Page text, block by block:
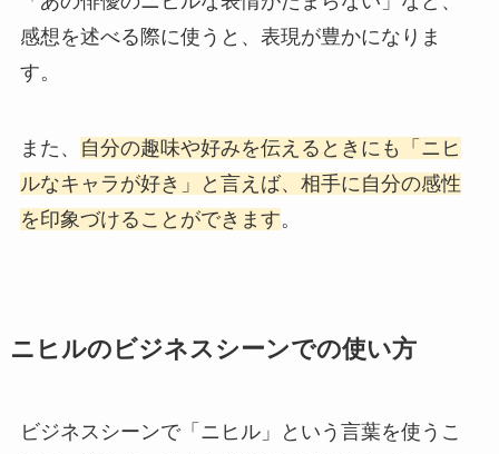
感想を述べる際に使うと、表現が豊かになりま
す。
また、
自分の趣味や好みを伝えるときにも「ニヒ
ルなキャラが好き」と言えば、相手に自分の感性
を印象づけることができます。
ニヒルのビジネスシーンでの使い方
ビジネスシーンで「ニヒル」という言葉を使うこ